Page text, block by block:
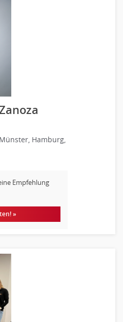
Versicherungen Finanzen
Versicherungen Leitung,
Hamburg,
Empfehlung
»